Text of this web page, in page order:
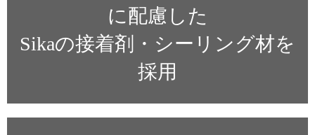
に配慮した
Sikaの接着剤・シーリング材を
採用